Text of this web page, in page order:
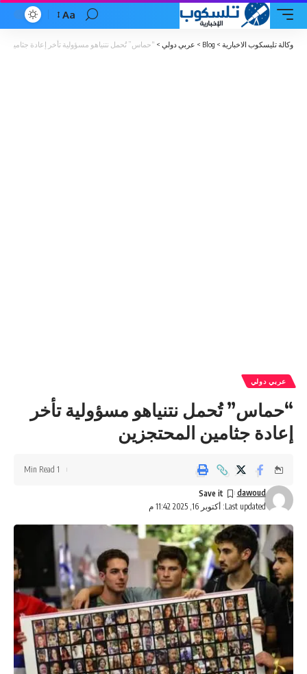
Font
Resizer
Aa
وكالة تليسكوب الاخبارية >
Blog
> عربي دولي > “حماس” تُحمل نتنياهو مسؤولية تأخر إعادة جثامين
عربي دولي
“حماس” تُحمل نتنياهو مسؤولية تأخر
إعادة جثامين المحتجزين
Last updated: أكتوبر 16, 2025 11:42 م
dawoud
1 Min Read